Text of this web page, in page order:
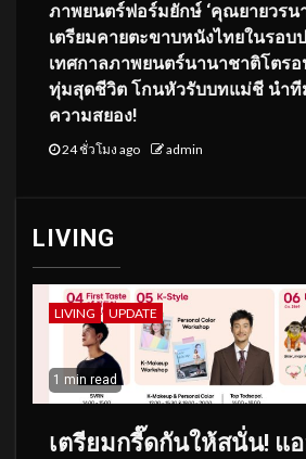
ภาพยนตร์ฟอร์มยักษ์ ‘คุณยายวรนา
เตรียมคายตะขาบหนังไทยในรอ
เทศกาลภาพยนตร์นานาชาติโตรอ
ทุ่มสุดชีวิต โกนหัวรับบทแม่ชี นำ
ความสยอง!
24 ชั่วโมง ago admin
LIVING
LIVING UPDATE
1 min read
เตรียมกรี๊ดกันให้สนั่น! แ